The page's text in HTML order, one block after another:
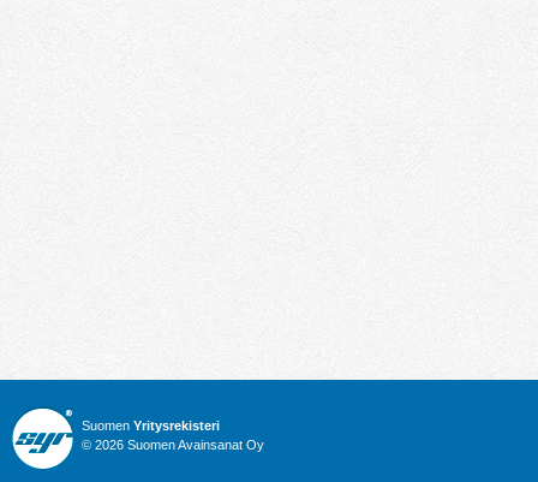
Suomen Yritysrekisteri
© 2026 Suomen Avainsanat Oy